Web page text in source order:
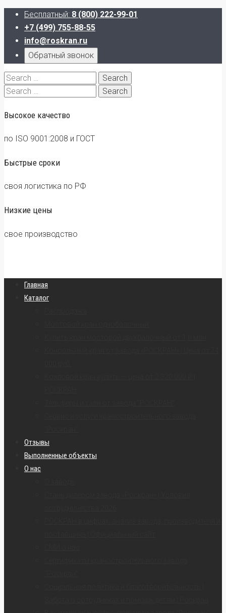
Бесплатный: 8 (800) 222-99-01
+7 (499) 755-88-55
info@roskran.ru
Обратный звонок
Search
for:
Search
Высокое качество
по ISO 9001:2008 и ГОСТ
Быстрые сроки
своя логистика по РФ
Низкие цены
свое производство
Главная
Каталог
Отзывы
Выполненные объекты
О нас